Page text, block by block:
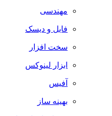
مهندسی
فایل و دیسک
سخت افزار
ابزار لینوکس
آفیس
بهینه ساز